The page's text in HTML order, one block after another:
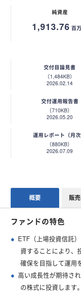
純資産
1,913.76 百
交付目論見書
（1,484KB）
2026.02.14
交付運用報告書
（710KB）
2026.05.20
運用レポート（月次
（880KB）
2026.07.09
概要 販
ファンドの特色
ETF（上場投資信託
資することにより、
確保を目指して運用
高い成長性が期待さ
の株式に投資します。